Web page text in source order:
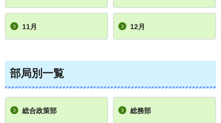
11月 12月
部局別一覧
総合政策部 総務部